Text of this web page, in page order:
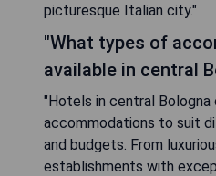
picturesque Italian city."
"What types of
available in central
"Hotels in central
accommodations to suit
and budgets. From
establishments with